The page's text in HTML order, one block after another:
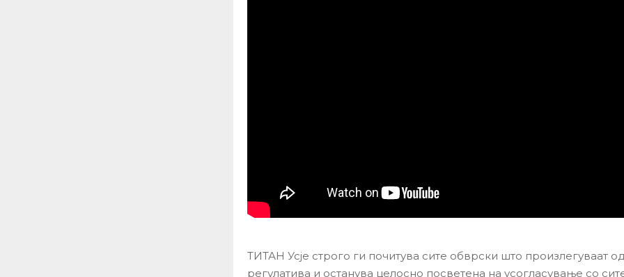
ТИТАН Усје строго ги почитува сите обврски што произлегуваат
регулатива и останува целосно посветена на усогласување со